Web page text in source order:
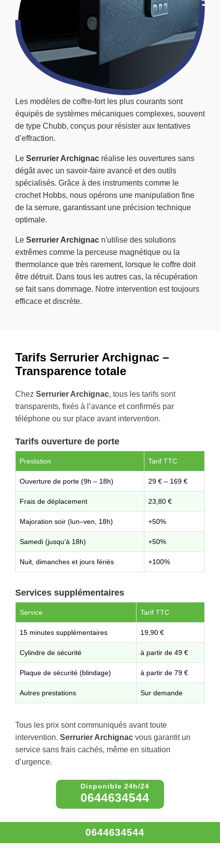
Les modèles de coffre-fort les plus courants sont
équipés de systèmes mécaniques complexes, souvent
de type Chubb, conçus pour résister aux tentatives
d’effraction.
Le Serrurier Archignac réalise les ouvertures sans
dégât avec un savoir-faire avancé et des outils
spécialisés. Grâce à des instruments comme le
crochet Hobbs, nous opérons une manipulation fine
de la serrure, garantissant une précision technique
optimale.
Le Serrurier Archignac n'utilise des solutions
extrêmes comme la perceuse magnétique ou la
thermolance que très rarement, lorsque le coffre doit
être détruit. Dans tous les autres cas, la récupération
se fait sans dommage. Notre intervention est toujours
efficace et discrète.
Tarifs Serrurier Archignac –
Transparence totale
Chez Serrurier Archignac, tous les tarifs sont
transparents, fixés à l’avance et confirmés par
téléphone ou sur place avant intervention.
Tarifs ouverture de porte
Prestation Tarif TTC
Ouverture de porte (9h – 18h) 29 € – 169 €
Frais de déplacement 23,80 €
Majoration soir (lun–ven, 18h) +50%
Samedi (jusqu’à 18h) +50%
Nuit, dimanches et jours fériés +100%
Services supplémentaires
Service Tarif TTC
15 minutes supplémentaires 19,90 €
Cylindre de sécurité à partir de 49 €
Plaque de sécurité (blindage) à partir de 79 €
Autres prestations Sur demande
Tous les prix sont communiqués avant toute
intervention. Serrurier Archignac vous garantit un
service sans frais cachés, même en situation
d’urgence.
0644634544
0644634544